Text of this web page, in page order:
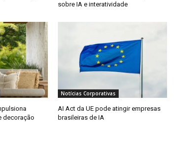
sobre IA e interatividade
decoração
Notícias Corporativas
AI Act da UE pode atingir empresas
brasileiras de IA